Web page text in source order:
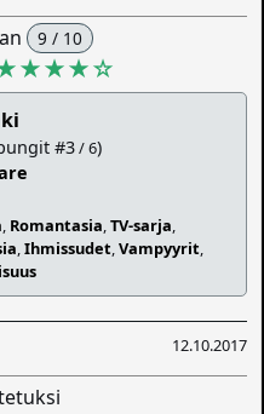
9 / 10
☆
#3/ 6)
, Romantasia,TV-sarja,
,Ihmissudet,Vampyyrit,
12.10.2017